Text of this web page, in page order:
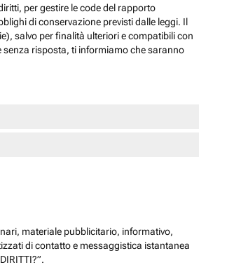
per gestire le code del rapporto
di conservazione previsti dalle leggi. Il
salvo per finalità ulteriori e compatibili con
senza risposta, ti informiamo che saranno
materiale pubblicitario, informativo,
di contatto e messaggistica istantanea